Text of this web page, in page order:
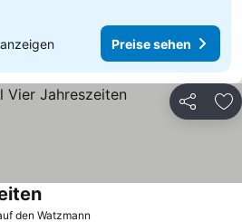
anzeigen Preise sehen
Teilen
den Watzmann